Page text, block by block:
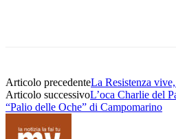
Articolo precedenteLa Resistenza
Articolo successivoL’oca Charlie del
“Palio delle Oche” di Campomarino